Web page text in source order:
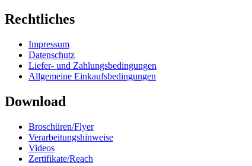
Rechtliches
Impressum
Datenschutz
Liefer- und Zahlungsbedingungen
Allgemeine Einkaufsbedingungen
Download
Broschüren/Flyer
Verarbeitungshinweise
Videos
Zertifikate/Reach